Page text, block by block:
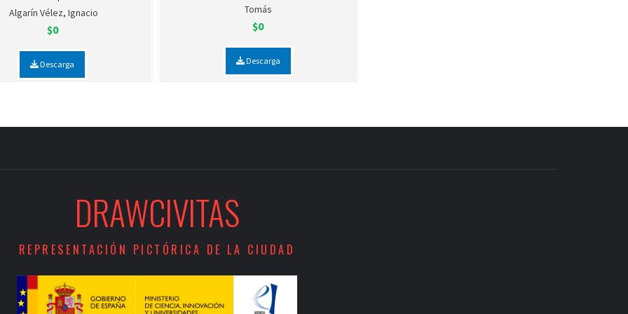
Algarín Vélez, Ignacio
$0
Descarga
Tomás
$0
Descarga
DRAWCIVITAS
REPRESENTACIÓN PICTÓRICA DE LA CIUDAD